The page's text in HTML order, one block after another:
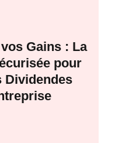
Gains : La
pour
Dividendes